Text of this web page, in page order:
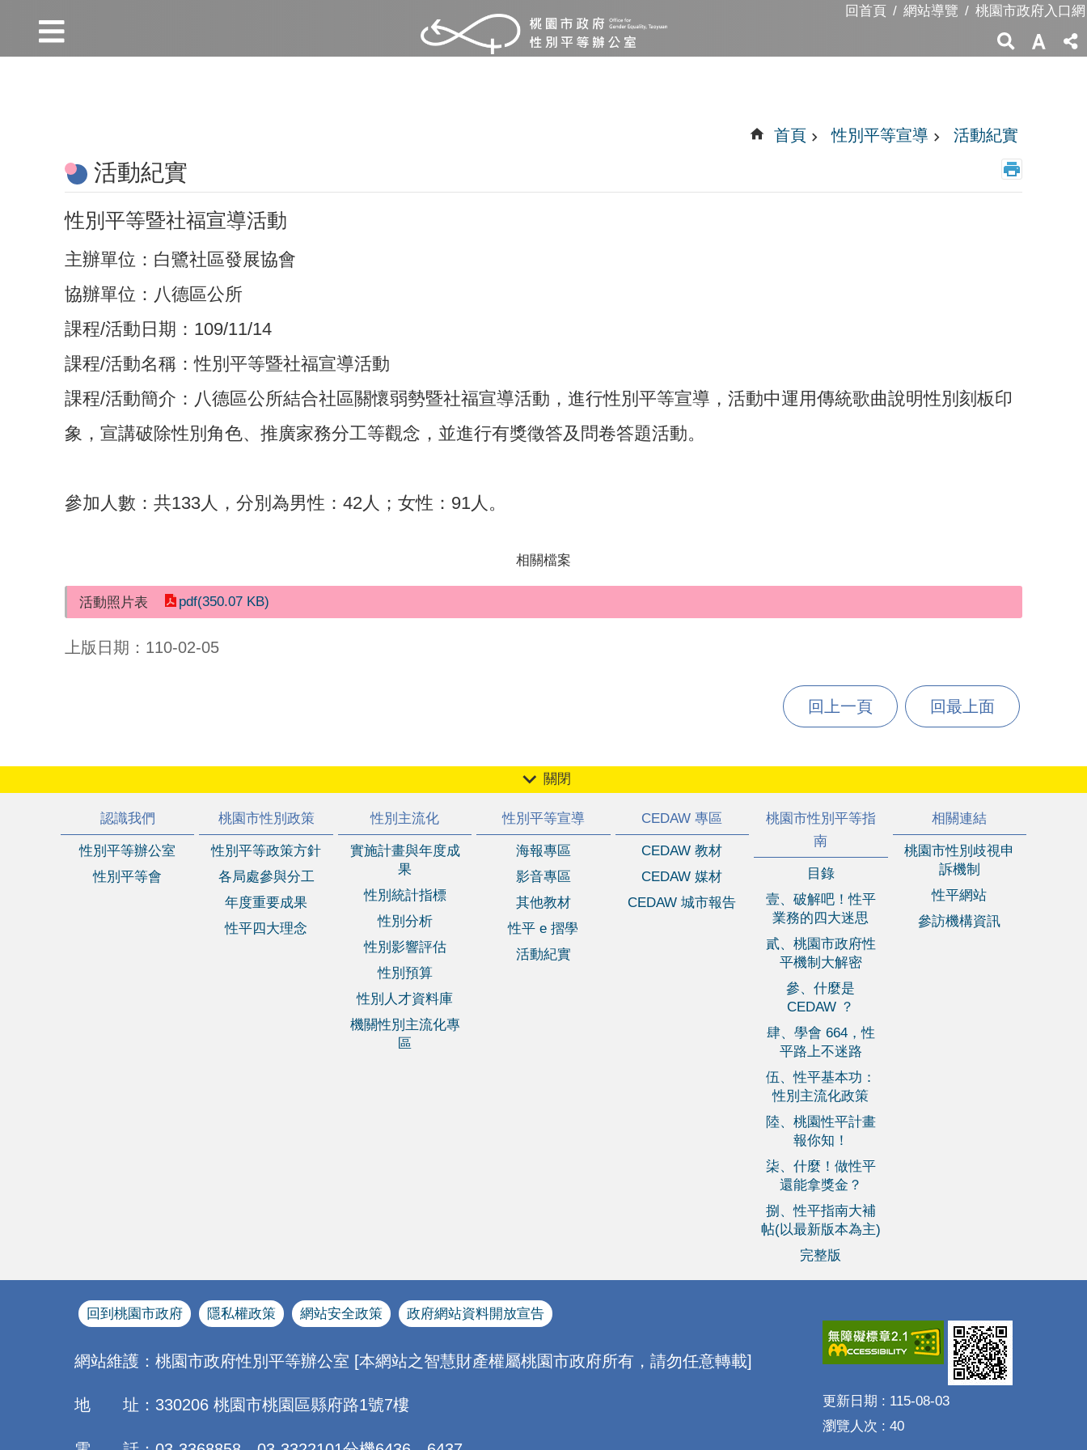
回首頁 網站導覽 桃園市政府入口網
首頁 性別平等宣導 活動紀實
活動紀實
性別平等暨社福宣導活動
主辦單位：白鷺社區發展協會
協辦單位：八德區公所
課程/活動日期：109/11/14
課程/活動名稱：性別平等暨社福宣導活動
課程/活動簡介：八德區公所結合社區關懷弱勢暨社福宣導活動，進行性別平等宣導，活動中運用傳統歌曲說明性別刻板印
象，宣講破除性別角色、推廣家務分工等觀念，並進行有獎徵答及問卷答題活動。
參加人數：共133人，分別為男性：42人；女性：91人。
相關檔案
活動照片表 pdf(350.07 KB)
上版日期：110-02-05
回上一頁 回最上面
關閉
認識我們
性別平等辦公室
性別平等會
桃園市性別政策
性別平等政策方針
各局處參與分工
年度重要成果
性平四大理念
性別主流化
實施計畫與年度成
果
性別統計指標
性別分析
性別影響評估
性別預算
性別人才資料庫
機關性別主流化專
區
性別平等宣導
海報專區
影音專區
其他教材
性平 e 摺學
活動紀實
CEDAW 專區
CEDAW 教材
CEDAW 媒材
CEDAW 城市報告
桃園市性別平等指
南
目錄
壹、破解吧！性平
業務的四大迷思
貳、桃園市政府性
平機制大解密
參、什麼是
CEDAW ？
肆、學會 664，性
平路上不迷路
伍、性平基本功：
性別主流化政策
陸、桃園性平計畫
報你知！
柒、什麼！做性平
還能拿獎金？
捌、性平指南大補
帖(以最新版本為主)
完整版
相關連結
桃園市性別歧視申
訴機制
性平網站
參訪機構資訊
回到桃園市政府 隱私權政策 網站安全政策 政府網站資料開放宣告
網站維護：桃園市政府性別平等辦公室 [本網站之智慧財產權屬桃園市政府所有，請勿任意轉載]
地 址：330206 桃園市桃園區縣府路1號7樓 更新日期
115-08-03
瀏覽人次
40